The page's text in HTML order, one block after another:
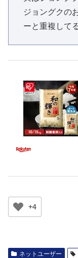
ジョングクの
ーと重複して
+4
ネットユーザー